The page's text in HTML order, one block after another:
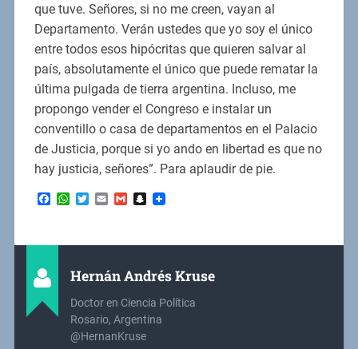
que tuve. Señores, si no me creen, vayan al
Departamento. Verán ustedes que yo soy el único
entre todos esos hipócritas que quieren salvar al
país, absolutamente el único que puede rematar la
última pulgada de tierra argentina. Incluso, me
propongo vender el Congreso e instalar un
conventillo o casa de departamentos en el Palacio
de Justicia, porque si yo ando en libertad es que no
hay justicia, señores”. Para aplaudir de pie.
Facebook
WhatsApp
Twitter
EmailGmailSnapchat
Hernán Andrés Kruse
Doctor en Ciencia Política
Rosario, Argentina
@HernanKruse